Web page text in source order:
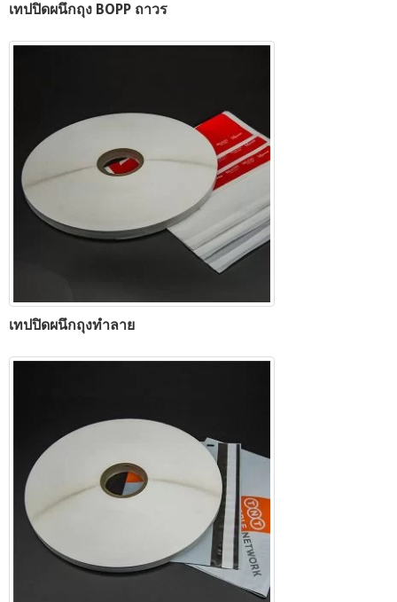
เทปปิดผนึกถุง BOPP ถาวร
เทปปิดผนึกถุงทำลาย